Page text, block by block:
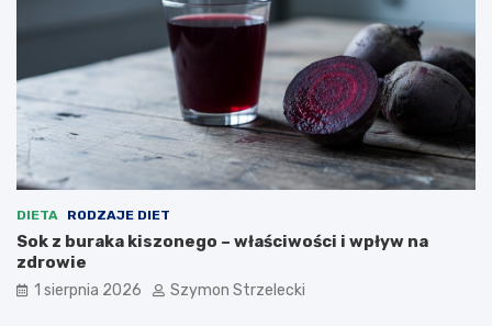
DIETA RODZAJE DIET
Sok z buraka kiszonego – właściwości i wpływ na
zdrowie
1 sierpnia 2026 Szymon Strzelecki